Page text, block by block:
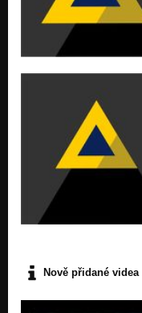
Nově přidané videa